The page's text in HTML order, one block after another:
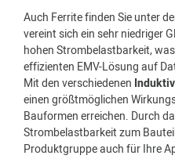
Auch Ferrite finden Sie unter
vereint sich ein sehr niedriger
hohen Strombelastbarkeit,
effizienten EMV-Lösung auf
Mit den verschiedenen
einen größtmöglichen
Bauformen erreichen. Durch
Strombelastbarkeit zum
Produktgruppe auch für Ihre